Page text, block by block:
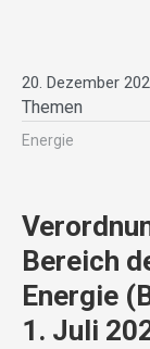
20. Dezember
Themen
Energie
Bereich
Energie
1. Juli